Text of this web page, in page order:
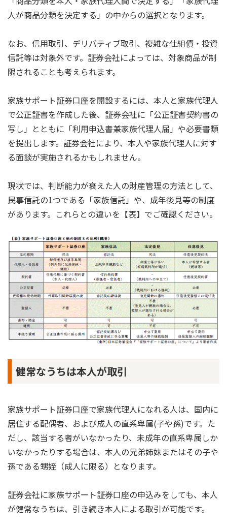
人が商品分類を決定する」の中からの選択となります。
なお、信用取引、デリバティブ取引、複雑な仕組債・投資
信託等は対象外です。証券会社によっては、対象商品が制
限されることも考えられます。
家族サポート証券口座を開設するには、本人と家族代理人
で公正証書を作成した後、証券会社に「公正証書契約書の
写し」とともに「利用申込書兼家族代理人届」や必要書類
を提出します。証券会社により、本人や家族代理人に対す
る面談が実施されるかもしれません。
現状では、判断能力が衰えた人の財産管理の方法として、
民事信託の1つである「家族信託」や、成年後見等の制度
があります。これらとの違いを【表】でご確認ください。
健常なうちは本人が取引
家族サポート証券口座で家族代理人になれる人は、国内に
居住する配偶者、および成人の直系卑属(子や孫)です。た
だし、該当する者がいなかったり、未成年の直系卑属しか
いなかったりする場合は、本人の兄弟姉妹またはその子や
孫である甥姪（成人に限る）となります。
証券会社に家族サポート証券口座の申込みをしても、本人
が健常なうちは、引き続き本人による取引が可能です。